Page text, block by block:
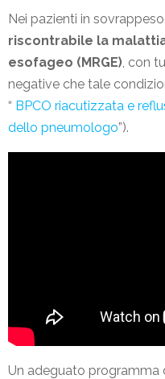
Nei pazienti in
riscontrabile la
esofageo (MRGE), con
negative che tale
“ BPCO riacutizzata e
dello pneumologo”).
Un adeguato programma